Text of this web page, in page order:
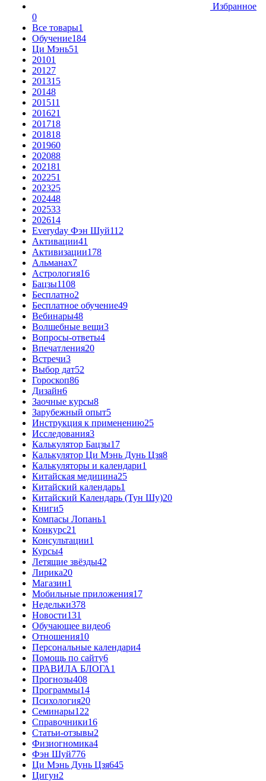
Избранное
0
Все товары1
Обучение184
Ци Мэнь51
20101
20127
201315
20148
201511
201621
201718
201818
201960
202088
202181
202251
202325
202448
202533
202614
Everyday Фэн Шуй112
Активации41
Активизации178
Альманах7
Астрология16
Бацзы1108
Бесплатно2
Бесплатное обучение49
Вебинары48
Волшебные вещи3
Вопросы-ответы4
Впечатления20
Встречи3
Выбор дат52
Гороскоп86
Дизайн6
Заочные курсы8
Зарубежный опыт5
Инструкция к применению25
Исследования3
Калькулятор Бацзы17
Калькулятор Ци Мэнь Дунь Цзя8
Калькуляторы и календари1
Китайская медицина25
Китайский календарь1
Китайский Календарь (Тун Шу)20
Книги5
Компасы Лопань1
Конкурс21
Консультации1
Курсы4
Летящие звёзды42
Лирика20
Магазин1
Мобильные приложения17
Недельки378
Новости131
Обучающее видео6
Отношения10
Персональные календари4
Помощь по сайту6
ПРАВИЛА БЛОГА1
Прогнозы408
Программы14
Психология20
Семинары122
Справочники16
Статьи-отзывы2
Физиогномика4
Фэн Шуй776
Ци Мэнь Дунь Цзя645
Цигун2